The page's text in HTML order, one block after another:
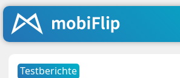
Testberichte